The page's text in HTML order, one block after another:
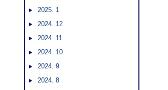
2025. 1
2024. 12
2024. 11
2024. 10
2024. 9
2024. 8